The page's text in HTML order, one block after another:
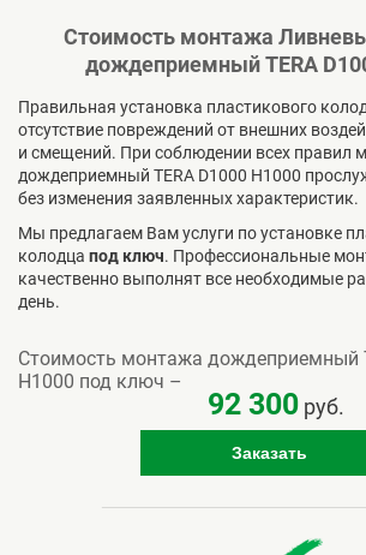
Стоимость монтажа
дождеприемный TERA
Правильная установка пластикового
отсутствие повреждений от внешних
и смещений. При соблюдении всех правил
дождеприемный TERA D1000 H1000
без изменения заявленных характеристик.
Мы предлагаем Вам услуги по установке
колодца под ключ. Профессиональные
качественно выполнят все необходимые
день.
Стоимость монтажа дождеприемный
H1000 под ключ –
92 300 руб.
Заказать